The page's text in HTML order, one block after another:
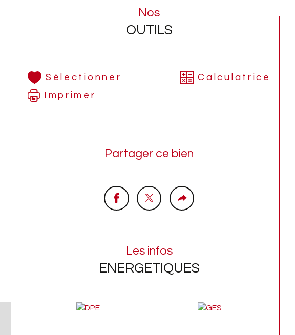
Une rénovation intérieure est à prévoir ainsi
que la mise aux normes de l'électricité.
Montant de la dernière taxe foncière : 966€
l'agence C&M Immo d'Illzach.
Les informations sur les risques auxquels ce bien
est exposé sont disponibles sur le site Géorisques
Nos
OUTILS
Sélectionner
Calculatrice
Imprimer
Partager ce bien
Les infos
ENERGETIQUES